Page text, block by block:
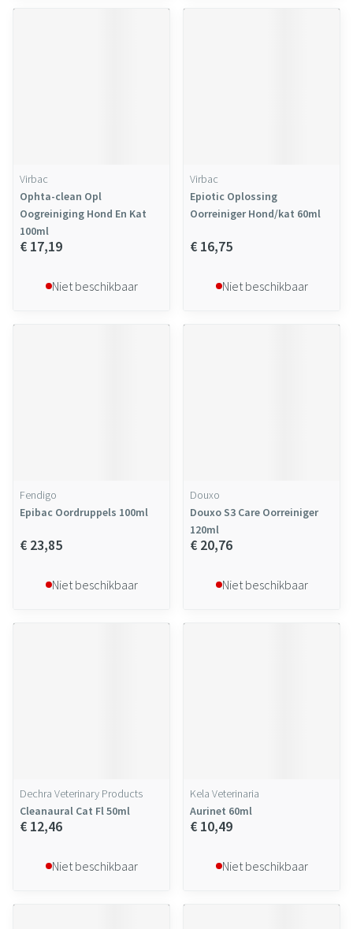
Virbac
Ophta-clean Opl
Oogreiniging Hond En Kat
100ml
€ 17,19
Niet beschikbaar
Virbac
Epiotic Oplossing
Oorreiniger Hond/kat 60ml
€ 16,75
Niet beschikbaar
Fendigo
Epibac Oordruppels 100ml
€ 23,85
Niet beschikbaar
Douxo
Douxo S3 Care Oorreiniger
120ml
€ 20,76
Niet beschikbaar
Dechra Veterinary Products
Cleanaural Cat Fl 50ml
€ 12,46
Niet beschikbaar
Kela Veterinaria
Aurinet 60ml
€ 10,49
Niet beschikbaar